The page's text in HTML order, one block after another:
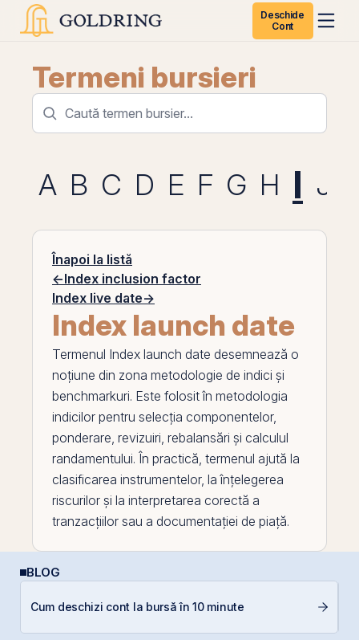
Deschide
Cont
Termeni bursieri
A B C D E F G H I J
Înapoi la listă
←Index inclusion factor
Index live date→
Index launch date
Termenul Index launch date desemnează o
noțiune din zona metodologie de indici și
benchmarkuri. Este folosit în metodologia
indicilor pentru selecția componentelor,
ponderare, revizuiri, rebalansări și calculul
randamentului. În practică, termenul ajută la
clasificarea instrumentelor, la înțelegerea
riscurilor și la interpretarea corectă a
tranzacțiilor sau a documentației de piață.
BLOG
Cum deschizi cont la bursă în 10 minute